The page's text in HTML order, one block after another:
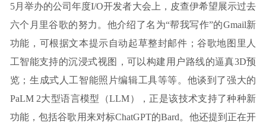
5月举办的公司年度I/O开发者大会上，皮查伊希望展示过去
六个月里谷歌的努力。他介绍了名为“帮我写作”的Gmail新
功能，可根据文本提示自动起草整封邮件；谷歌地图里人
工智能支持的沉浸式视图，可以构建用户路线的逼真3D预
览；生成式人工智能照片编辑工具等等。他谈到了强大的
PaLM 2大型语言模型（LLM），正是该技术支持了种种新
功能，包括谷歌用来对标ChatGPT的Bard。他还提到正在开